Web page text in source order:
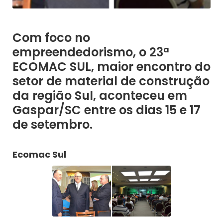
Com foco no
empreendedorismo, o 23ª
ECOMAC SUL, maior encontro do
setor de material de construção
da região Sul, aconteceu em
Gaspar/SC entre os dias 15 e 17
de setembro.
Ecomac Sul